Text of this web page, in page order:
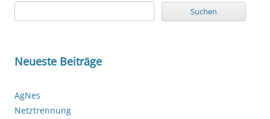
nach:
Neueste Beiträge
AgNes
Netztrennung